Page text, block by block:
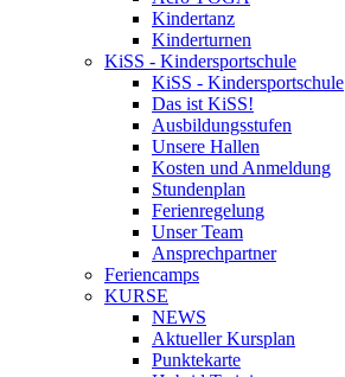
Kindertanz
Kinderturnen
KiSS - Kindersportschule
KiSS - Kindersportschule
Das ist KiSS!
Ausbildungsstufen
Unsere Hallen
Kosten und Anmeldung
Stundenplan
Ferienregelung
Unser Team
Ansprechpartner
Feriencamps
KURSE
NEWS
Aktueller Kursplan
Punktekarte